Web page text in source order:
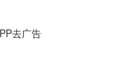
去广告